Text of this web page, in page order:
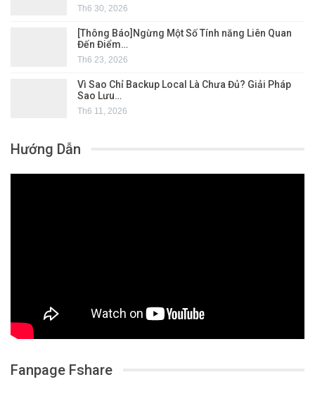
Th6 30, 2026
[Thông Báo]Ngừng Một Số Tính năng Liên Quan
Đến Điểm…
Th6 23, 2026
Vì Sao Chỉ Backup Local Là Chưa Đủ? Giải Pháp
Sao Lưu…
Th6 11, 2026
Hướng Dẫn
Fanpage Fshare